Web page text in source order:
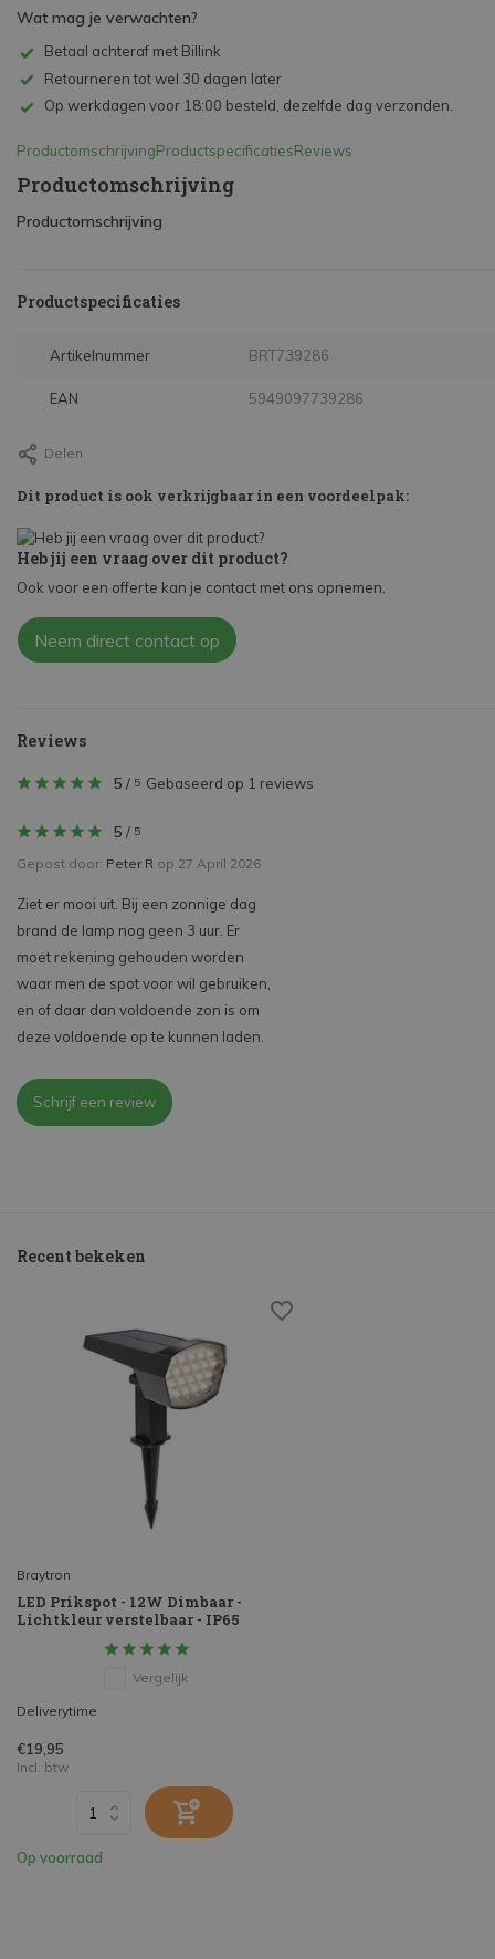
Wat mag je verwachten?
Betaal achteraf met Billink
Retourneren tot wel 30 dagen later
Op werkdagen voor 18:00 besteld, dezelfde dag verzonden.
ProductomschrijvingProductspecificatiesReviews
Productomschrijving
Productomschrijving
Productspecificaties
Artikelnummer BRT739286
EAN 5949097739286
Delen
Dit product is ook verkrijgbaar in een voordeelpak:
Heb jij een vraag over dit product?
Ook voor een offerte kan je contact met ons opnemen.
Neem direct contact op
Reviews
5 / 5 Gebaseerd op 1 reviews
5 / 5
Gepost door: Peter R op 27 April 2026
Ziet er mooi uit. Bij een zonnige dag
brand de lamp nog geen 3 uur. Er
moet rekening gehouden worden
waar men de spot voor wil gebruiken,
en of daar dan voldoende zon is om
deze voldoende op te kunnen laden.
Schrijf een review
Recent bekeken
Braytron
LED Prikspot - 12W Dimbaar -
Lichtkleur verstelbaar - IP65
Vergelijk
Deliverytime
€19,95
Incl. btw
Op voorraad